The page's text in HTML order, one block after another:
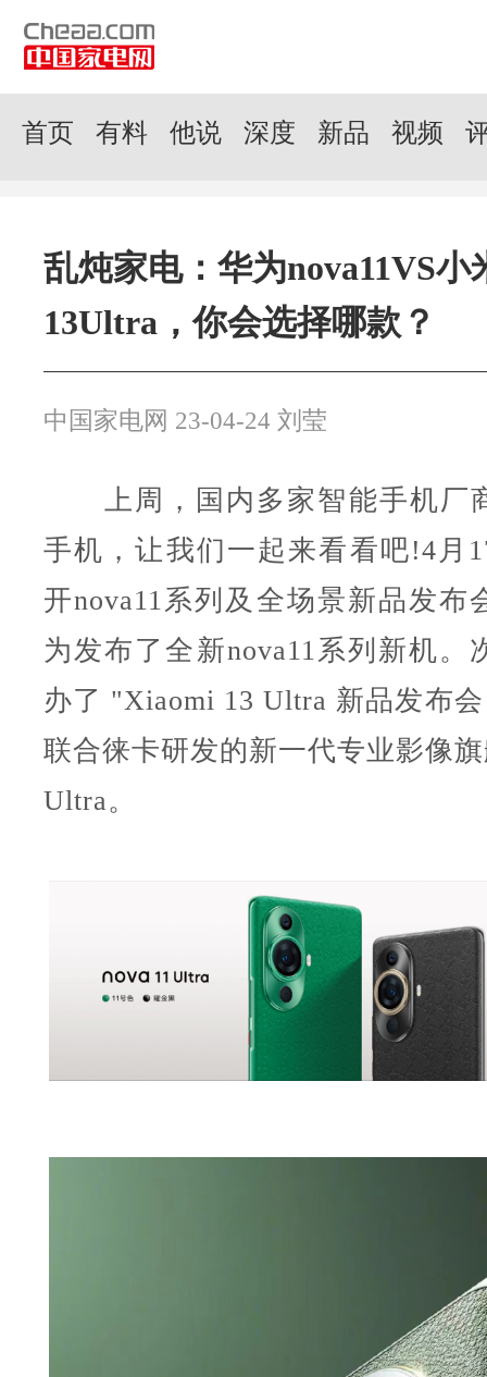
首页 有料 他说 深度 新品 视频
乱炖家电：华为nova11VS小
13Ultra，你会选择哪款？
中国家电网 23-04-24 刘莹
上周，国内多家智能手机厂
手机 ，让我们一起来看看吧!4月
开nova11系列及全场景新品发布
为发布了全新nova11系列新机。
办了 "Xiaomi 13 Ultra 新品发布
联合徕卡研发的新一代专业影像
Ultra。